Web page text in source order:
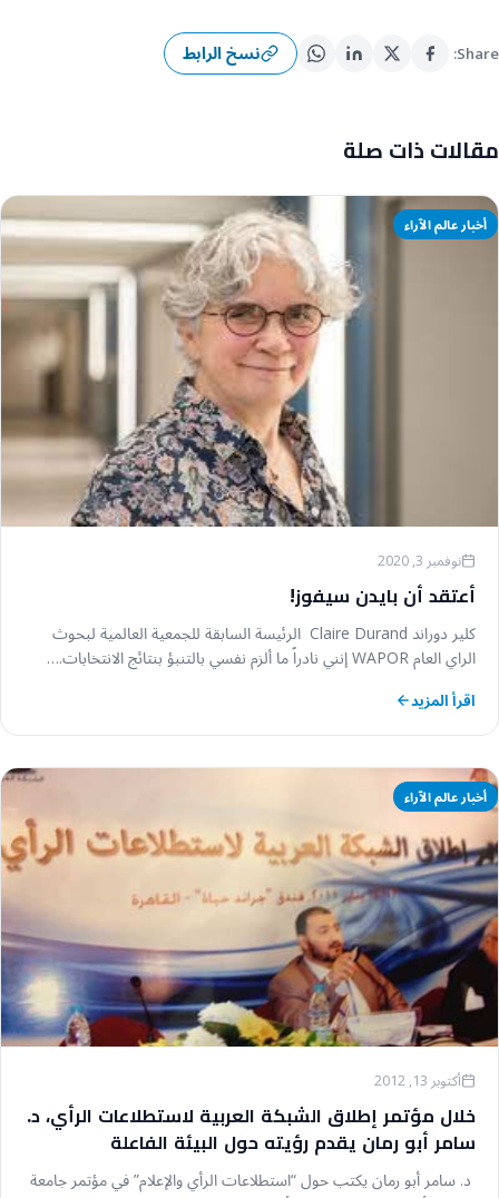
Share: نسخ الرابط
مقالات ذات صلة
أخبار عالم الآراء
نوفمبر 3, 2020
أعتقد أن بايدن سيفوز!
كلير دوراند Claire Durand الرئيسة السابقة للجمعية العالمية لبحوث
الراي العام WAPOR إنني نادراً ما ألزم نفسي بالتنبؤ بنتائج الانتخابات.…
اقرأ المزيد
أخبار عالم الآراء
أكتوبر 13, 2012
خلال مؤتمر إطلاق الشبكة العربية لاستطلاعات الرأي، د.
سامر أبو رمان يقدم رؤيته حول البيئة الفاعلة
لاستطلاعات الرأي في العالم العربية
د. سامر أبو رمان يكتب حول “استطلاعات الرأي والإعلام” في مؤتمر جامعة